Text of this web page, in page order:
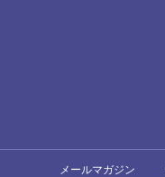
メールマガジン